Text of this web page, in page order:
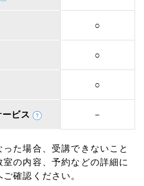
○
○
○
ビス －
た場合、受講できないこと
の内容、予約などの詳細に
確認ください。